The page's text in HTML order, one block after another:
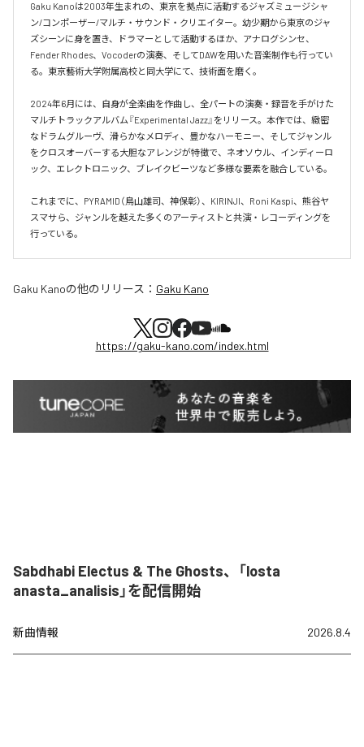
Gaku Kanoは2003年生まれの、東京を拠点に活動するジャズミュージシャ
ン/コンポーザー/マルチ・サウンド・クリエイター。幼少期から東京のジャ
ズシーンに身を置き、ドラマーとして活動するほか、アナログシンセ、
Fender Rhodes、Vocoderの演奏、そしてDAWを用いた音楽制作も行ってい
る。東京藝術大学附属高校と同大学にて、技術面を磨く。
2024年6月には、自身が全楽曲を作曲し、全パートの演奏・録音を手がけた
マルチトラックアルバム『Experimental Jazz』をリリース。本作では、緻密
なドラムグルーヴ、滑らかなメロディ、豊かなハーモニー、そしてジャンル
をクロスオーバーする大胆なアレンジが特徴で、ネオソウル、インディーロ
ック、エレクトロニック、ブレイクビーツなど多様な要素を融合している。
これまでに、PYRAMID（鳥山雄司、神保彰）、KIRINJI、Roni Kaspi、熊谷ヤ
スマサら、ジャンルを越えた多くのアーティストと共演・レコーディングを
行っている。
Gaku Kanoの他のリリース： Gaku Kano
https://gaku-kano.com/index.html
Sabdhabi Electus & The Ghosts、「losta
anasta_analisis」を配信開始
新曲情報 2026.8.4